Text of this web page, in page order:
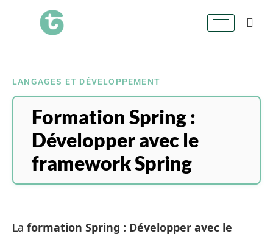
LANGAGES ET DÉVELOPPEMENT
Formation Spring :
Développer avec le
framework Spring
La formation Spring : Développer avec le